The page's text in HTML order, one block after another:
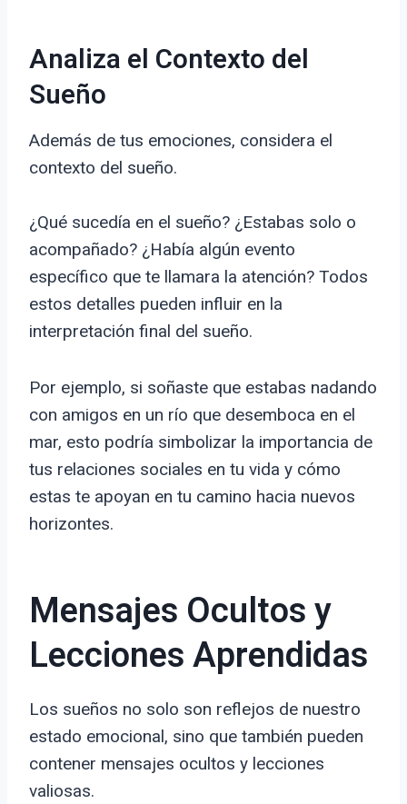
Analiza el Contexto del
Sueño
Además de tus emociones, considera el
contexto del sueño.
¿Qué sucedía en el sueño? ¿Estabas solo o
acompañado? ¿Había algún evento
específico que te llamara la atención? Todos
estos detalles pueden influir en la
interpretación final del sueño.
Por ejemplo, si soñaste que estabas nadando
con amigos en un río que desemboca en el
mar, esto podría simbolizar la importancia de
tus relaciones sociales en tu vida y cómo
estas te apoyan en tu camino hacia nuevos
horizontes.
Mensajes Ocultos y
Lecciones Aprendidas
Los sueños no solo son reflejos de nuestro
estado emocional, sino que también pueden
contener mensajes ocultos y lecciones
valiosas.